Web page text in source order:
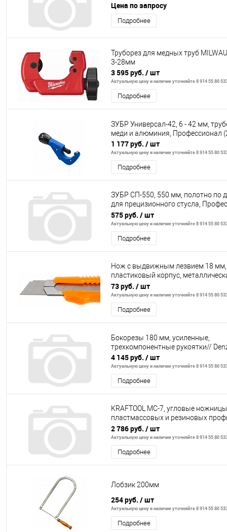
Цена по запросу
Подробнее
Труборез для медных труб
3-28мм
3 595 руб. / шт
Актуальную цену и наличие уточняйте 8 914 55 80
Подробнее
ЗУБР Универсал-42, 6 - 42 мм,
меди и алюминия, Профессионал
1 177 руб. / шт
Актуальную цену и наличие уточняйте 8 914 55 80
Подробнее
ЗУБР СП-550, 550 мм, полотно по
для прецизионного стусла,
(15461-550-1)
575 руб. / шт
Актуальную цену и наличие уточняйте 8 914 55 80
Подробнее
Нож с выдвижным лезвием 18 мм,
пластиковый корпус,
направляющая, Вихрь
73 руб. / шт
Актуальную цену и наличие уточняйте 8 914 55 80
Подробнее
Бокорезы 180 мм, усиленные,
трехкомпонентные рукоятки//
4 145 руб. / шт
Актуальную цену и наличие уточняйте 8 914 55 80
Подробнее
KRAFTOOL MC-7, угловые
пластмассовых и резиновых
(23372)
2 786 руб. / шт
Актуальную цену и наличие уточняйте 8 914 55 80
Подробнее
Лобзик 200мм
254 руб. / шт
Актуальную цену и наличие уточняйте 8 914 55 80
Подробнее